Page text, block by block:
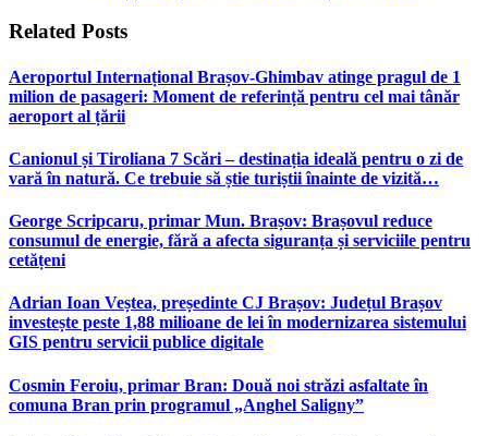
Related Posts
Aeroportul Internațional Brașov‑Ghimbav atinge pragul de 1
milion de pasageri: Moment de referință pentru cel mai tânăr
aeroport al țării
Canionul și Tiroliana 7 Scări – destinația ideală pentru o zi de
vară în natură. Ce trebuie să știe turiștii înainte de vizită…
George Scripcaru, primar Mun. Brașov: Brașovul reduce
consumul de energie, fără a afecta siguranța și serviciile pentru
cetățeni
Adrian Ioan Veștea, președinte CJ Brașov: Județul Brașov
investește peste 1,88 milioane de lei în modernizarea sistemului
GIS pentru servicii publice digitale
Cosmin Feroiu, primar Bran: Două noi străzi asfaltate în
comuna Bran prin programul „Anghel Saligny”